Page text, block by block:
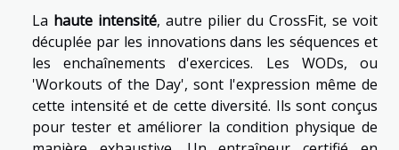
La haute intensité, autre pilier du CrossFit, se voit
décuplée par les innovations dans les séquences et
les enchaînements d'exercices. Les WODs, ou
'Workouts of the Day', sont l'expression même de
cette intensité et de cette diversité. Ils sont conçus
pour tester et améliorer la condition physique de